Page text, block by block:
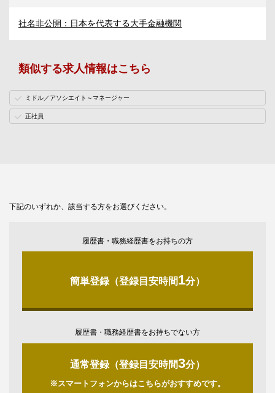
社名非公開：日本を代表する大手金融機関
類似する求人情報はこちら
ミドル／アソシエイト～マネージャー
正社員
下記のいずれか、該当する方をお選びください。
履歴書・職務経歴書をお持ちの方
簡単登録（登録目安時間1分）
履歴書・職務経歴書をお持ちでない方
通常登録（登録目安時間3分）
※スマートフォンからはこちらがおすすめです。